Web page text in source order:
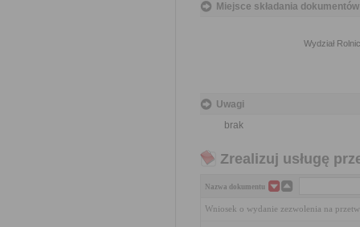
Miejsce składania dokumentów
Wydział
Uwagi
brak
Zrealizuj usługę
Nazwa dokumentu
Wniosek o wydanie zezwolenia na